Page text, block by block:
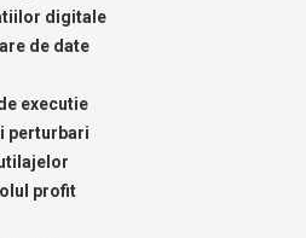
digitale
de date
executie
perturbari
profit